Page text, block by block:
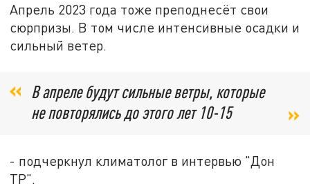
Апрель 2023 года тоже преподнесёт свои
сюрпризы. В том числе интенсивные осадки и
сильный ветер.
В апреле будут сильные ветры, которые
не повторялись до этого лет 10-15
- подчеркнул климатолог в интервью "Дон
ТР".